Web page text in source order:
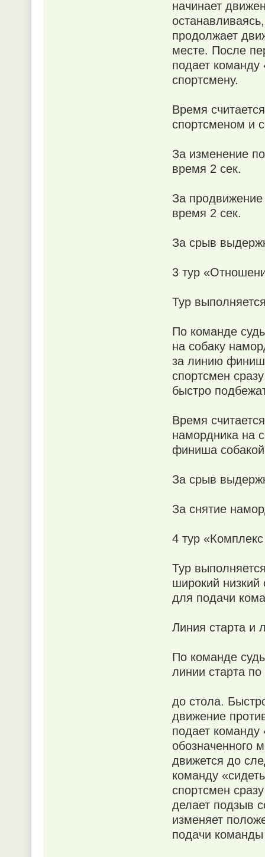
начинает
продолжает
месте. После
подает
спортсмену.
Время
спортсменом и
За изменение
время 2 сек.
За
время 2 сек.
За срыв
3 тур
Тур
По команде
на собаку
за линию
спортсмен
быстро
Время
намордника на
финиша собакой
За срыв
За снятие
4 тур
Тур
широкий низкий
для подачи
Линия старта и
По команде
линии старта
до стола.
движение
подает
обозначенного
движется до
команду
спортсмен
делает подзыв
изменяет
подачи